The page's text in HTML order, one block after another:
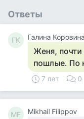
Ответы
ГК Галина Коровина
Женя, почти
пошлые. По
7 лет 0
MF Mikhail Filippov